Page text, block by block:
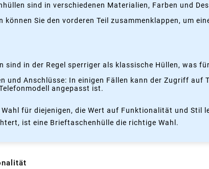
sind in verschiedenen Materialien, Farben und
Sie den vorderen Teil zusammenklappen, um
sind in der Regel sperriger als klassische Hüllen, was
und Anschlüsse: In einigen Fällen kann der Zugriff auf
angepasst ist.
für diejenigen, die Wert auf Funktionalität und Stil
ist eine Brieftaschenhülle die richtige Wahl.